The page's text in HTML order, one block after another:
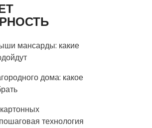
мансарды: какие
дома: какое
технология